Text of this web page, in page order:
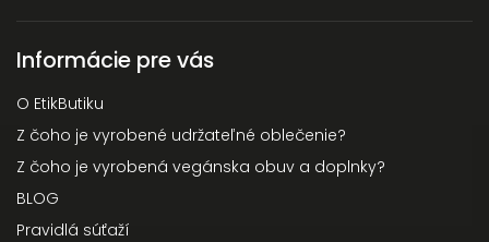
Informácie pre vás
O EtikButiku
Z čoho je vyrobené udržateľné oblečenie?
Z čoho je vyrobená vegánska obuv a doplnky?
BLOG
Pravidlá súťaží